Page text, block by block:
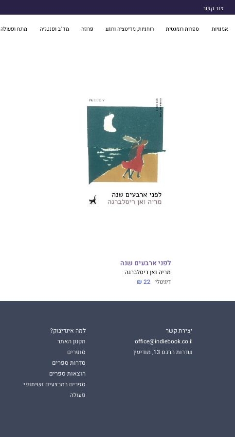
צור קשר
אמנויות ספרות רומנטית רוחניות, מדיטציה ורוגע פרוזה מד"ב ופנטזיה מתח ופעולה
לפני ארבעים שנה
מריה ואן ריסלברגה
דיגיטלי 22 ₪
יצירת קשר
office@indiebook.co.il
שדרות הרכס 13, מודיעין
למה אינדיבוק?
תקנון האתר
סופרים
סדרות ספרים
הוצאות ספרים
ספרים במבצעים ושיתופי
פעולה